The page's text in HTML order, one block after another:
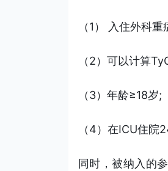
（1） 入住外科
（2）可以计算
（3）年龄≥18岁;
（4）在ICU住院
同时，被纳入的